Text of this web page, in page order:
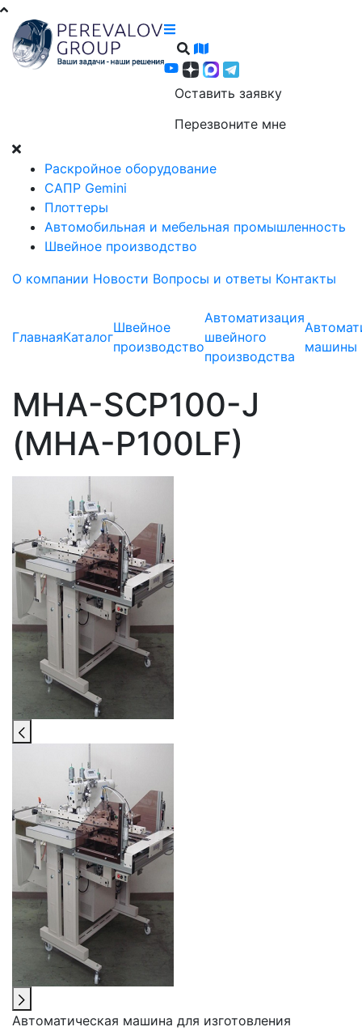
Оставить заявку
Перезвоните мне
Раскройное оборудование
САПР Gemini
Плоттеры
Автомобильная и мебельная промышленность
Швейное производство
О компании Новости Вопросы и ответы Контакты
ГлавнаяКаталог
Швейное
производство
Автоматизация
швейного
производства
машины
MHA-SCP100-J
(MHA-P100LF)
Автоматическая машина для изготовления